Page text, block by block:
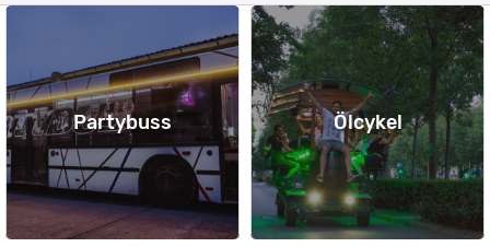
Partybuss Ölcykel